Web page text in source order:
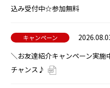
込み受付中☆参加無料
キャンペーン
＼お友達紹介キャンペーン実
チャンス♪